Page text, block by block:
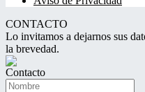
CONTACTO
Lo invitamos a dejarnos sus
la brevedad.
Contacto